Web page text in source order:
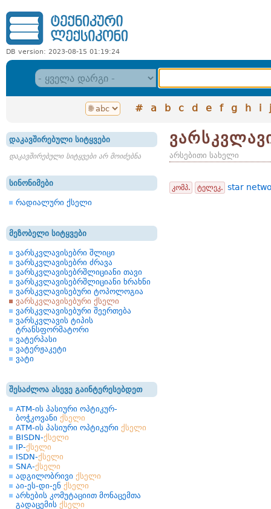
DB version: 2023-08-15 01:19:24
# a b c d e f g h i j
დაკავშირებული სიტყვები
დაკავშირებული სიტყვები არ მოიძებნა
სინონიმები
რადიალური ქსელი
მეზობელი სიტყვები
ვარსკვლავისებრი შლიცი
ვარსკვლავისებრი ძრავა
ვარსკვლავისებრშლიციანი თავი
ვარსკვლავისებრშლიციანი ხრახნი
ვარსკვლავისებური ტოპოლოგია
ვარსკვლავისებური ქსელი
ვარსკვლავისებური შეერთება
ვარსკვლავის ტიპის
ტრანსფორმატორი
ვატერპასი
ვატერჟაკეტი
ვატი
შესაძლოა ასევე გაინტერესებდეთ
ATM-ის პასიური ოპტიკურ-
ბოჭკოვანი ქსელი
ATM-ის პასიური ოპტიკური ქსელი
BISDN-ქსელი
IP-ქსელი
ISDN-ქსელი
SNA-ქსელი
ადგილობრივი ქსელი
აი-ეს-დი-ენ ქსელი
არხების კომუტაციით მონაცემთა
გადაცემის ქსელი
არსებითი სახელი
კომპ. ტელეკ. star